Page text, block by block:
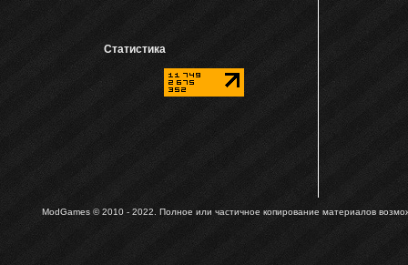
Статистика
ModGames © 2010 - 2022. Полное или частичное копирование материалов